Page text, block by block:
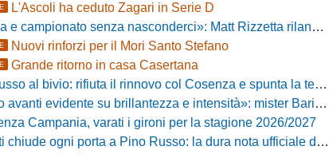
L'Ascoli ha ceduto Zagari in Serie D
senza nasconderci»: Matt Rizzetta rilancia le ambizioni del Campobasso
Nuovi rinforzi per il Mori Santo Stefano
Grande ritorno in casa Casertana
al bivio: rifiuta il rinnovo col Cosenza e spunta la tentazione Foggia
evidente su brillantezza e intensità»: mister Barilari promuove il Pineto dopo il test a Palena
Campania, varati i gironi per la stagione 2026/2027
ogni porta a Pino Russo: la dura nota ufficiale del presidente Di Labio